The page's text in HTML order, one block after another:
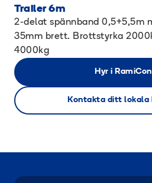
Trailer 6m
2-delat spännband 0,5+5,5m
35mm brett. Brottstyrka
4000kg
Hyr i
Kontakta ditt lokala